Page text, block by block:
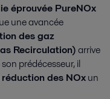
éprouvée PureNOx
une avancée
des gaz
Recirculation)arrive
prédécesseur, il
réduction des NOxun